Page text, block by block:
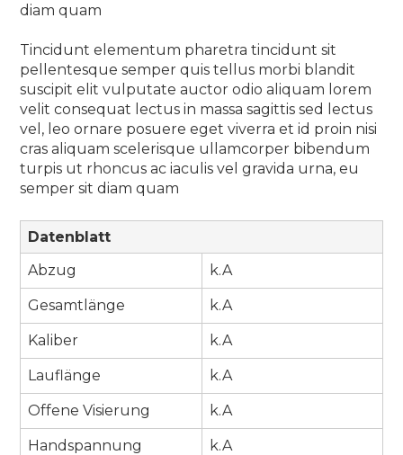
diam quam
Tincidunt elementum pharetra tincidunt sit
pellentesque semper quis tellus morbi blandit
suscipit elit vulputate auctor odio aliquam lorem
velit consequat lectus in massa sagittis sed lectus
vel, leo ornare posuere eget viverra et id proin nisi
cras aliquam scelerisque ullamcorper bibendum
turpis ut rhoncus ac iaculis vel gravida urna, eu
semper sit diam quam
Datenblatt
Abzug
k.A
Gesamtlänge k.A
Kaliber k.A
Lauflänge k.A
Offene Visierung k.A
Handspannung k.A